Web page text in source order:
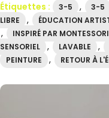
Étiquettes :
3-5 , 3-5
LIBRE
, ÉDUCATION
, INSPIRÉ PAR MONTESSORI
SENSORIEL
, LAVABLE ,
PEINTURE , RETOUR À